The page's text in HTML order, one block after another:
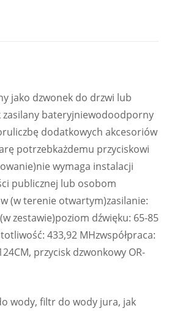
jako dzwonek do drzwi lub
zasilany bateryjniewodoodporny
dodatkowych akcesoriów
potrzebkażdemu przyciskowi
wymaga instalacji
publicznej lub osobom
(w terenie otwartym)zasilanie:
zestawie)poziom dźwięku: 65-85
433,92 MHzwspółpraca:
przycisk dzwonkowy OR-
wody, filtr do wody jura, jak